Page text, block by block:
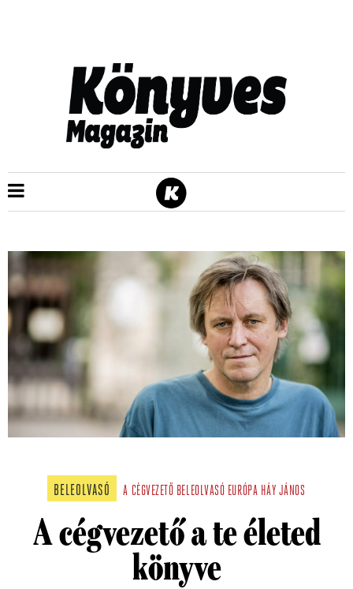
BELEOLVASÓ A CÉGVEZETŐ BELEOLVASÓ EURÓPA HÁY JÁNOS
A cégvezető a te életed
könyve